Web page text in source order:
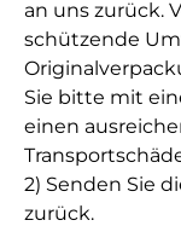
an uns zurück.
schützende
Sie bitte mit
einen
2) Senden Sie
zurück.